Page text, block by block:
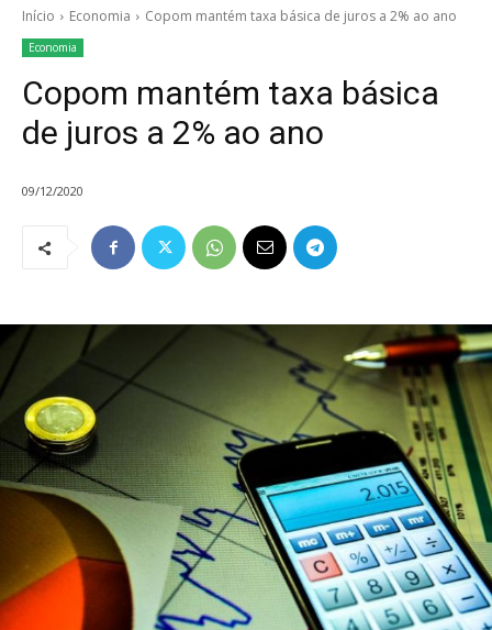
Início Economia Copom mantém taxa básica de juros a 2% ao ano
Economia
Copom mantém taxa básica
de juros a 2% ao ano
09/12/2020